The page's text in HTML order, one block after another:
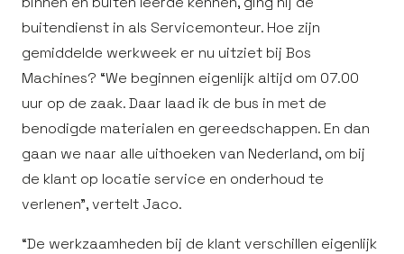
buitendienst in als Servicemonteur. Hoe zijn
gemiddelde werkweek er nu uitziet bij Bos
Machines? “We beginnen eigenlijk altijd om 07.00
uur op de zaak. Daar laad ik de bus in met de
benodigde materialen en gereedschappen. En dan
gaan we naar alle uithoeken van Nederland, om bij
de klant op locatie service en onderhoud te
verlenen”, vertelt Jaco.
“De werkzaamheden bij de klant verschillen eigenlijk